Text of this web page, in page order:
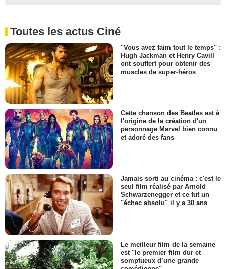
Toutes les actus Ciné
"Vous avez faim tout le temps" :
Hugh Jackman et Henry Cavill
ont souffert pour obtenir des
muscles de super-héros
Cette chanson des Beatles est à
l'origine de la création d'un
personnage Marvel bien connu
et adoré des fans
Jamais sorti au cinéma : c'est le
seul film réalisé par Arnold
Schwarzenegger et ce fut un
"échec absolu" il y a 30 ans
Le meilleur film de la semaine
est "le premier film dur et
somptueux d’une grande